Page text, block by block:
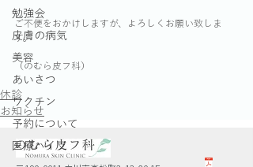
勉強会
皮膚の病気
美容
あいさつ
ワクチン
予約について
医療ハイフ
ご不便をおかけしますが、よろしくお願い致しま
す。
（のむら皮フ科）
休診
お知らせ